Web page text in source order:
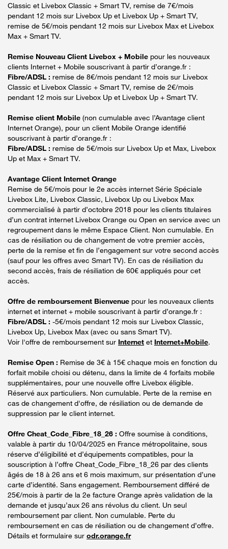
Classic et Livebox Classic + Smart TV, remise de 7€/mois
pendant 12 mois sur Livebox Up et Livebox Up + Smart TV,
remise de 5€/mois pendant 12 mois sur Livebox Max et Livebox
Max + Smart TV.
Remise Nouveau Client Livebox + Mobile pour les nouveaux
clients Internet + Mobile souscrivant à partir d’orange.fr :
Fibre/ADSL : remise de 8€/mois pendant 12 mois sur Livebox
Classic et Livebox Classic + Smart TV, remise de 2€/mois
pendant 12 mois sur Livebox Up et Livebox Up + Smart TV.
Remise client Mobile (non cumulable avec l’Avantage client
Internet Orange), pour un client Mobile Orange identifié
souscrivant à partir d’orange.fr :
Fibre/ADSL : remise de 5€/mois sur Livebox Up et Max, Livebox
Up et Max + Smart TV.
Avantage Client Internet Orange
Remise de 5€/mois pour le 2e accès internet Série Spéciale
Livebox Lite, Livebox Classic, Livebox Up ou Livebox Max
commercialisé à partir d’octobre 2018 pour les clients titulaires
d’un contrat internet Livebox Orange ou Open en service avec un
regroupement dans le même Espace Client. Non cumulable. En
cas de résiliation ou de changement de votre premier accès,
perte de la remise et fin de l’engagement sur votre second accès
(sauf pour les offres avec Smart TV). En cas de résiliation du
second accès, frais de résiliation de 60€ appliqués pour cet
accès.
Offre de remboursement Bienvenue pour les nouveaux clients
internet et internet + mobile souscrivant à partir d’orange.fr :
Fibre/ADSL : -5€/mois pendant 12 mois sur Livebox Classic,
Livebox Up, Livebox Max (avec ou sans Smart TV).
Voir l'offre de remboursement sur Internet et Internet+Mobile.
Remise Open : Remise de 3€ à 15€ chaque mois en fonction du
forfait mobile choisi ou détenu, dans la limite de 4 forfaits mobile
supplémentaires, pour une nouvelle offre Livebox éligible.
Réservé aux particuliers. Non cumulable. Perte de la remise en
cas de changement d'offre, de résiliation ou de demande de
suppression par le client internet.
Offre Cheat_Code_Fibre_18_26 : Offre soumise à conditions,
valable à partir du 10/04/2025 en France métropolitaine, sous
réserve d’éligibilité et d’équipements compatibles, pour la
souscription à l’offre Cheat_Code_Fibre_18_26 par des clients
âgés de 18 à 26 ans et 6 mois maximum, sur présentation d’une
carte d’identité. Sans engagement. Remboursement différé de
25€/mois à partir de la 2e facture Orange après validation de la
demande et jusqu’aux 26 ans révolus du client. Un seul
remboursement par client. Non cumulable. Perte du
remboursement en cas de résiliation ou de changement d’offre.
Détails et formulaire sur odr.orange.fr